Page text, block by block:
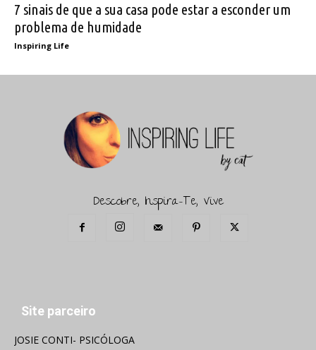
7 sinais de que a sua casa pode estar a esconder um
problema de humidade
Inspiring Life
Descobre, Inspira-Te, Vive
Site parceiro
JOSIE CONTI- PSICÓLOGA